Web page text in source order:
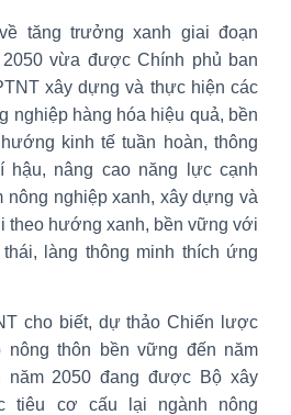
tăng trưởng xanh giai đoạn
vừa được Chính phủ ban
xây dựng và thực hiện các
nghiệp hàng hóa hiệu quả, bền
kinh tế tuần hoàn, thông
hậu, nâng cao năng lực cạnh
nông nghiệp xanh, xây dựng và
theo hướng xanh, bền vững với
làng thông minh thích ứng
cho biết, dự thảo Chiến lược
nông thôn bền vững đến năm
năm 2050 đang được Bộ xây
tiêu cơ cấu lại ngành nông